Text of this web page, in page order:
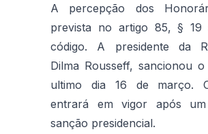
A percepção dos
prevista no artigo 85, § 19
código. A presidente da
Dilma Rousseff, sancionou
ultimo dia 16 de março.
entrará em vigor após
sanção presidencial.